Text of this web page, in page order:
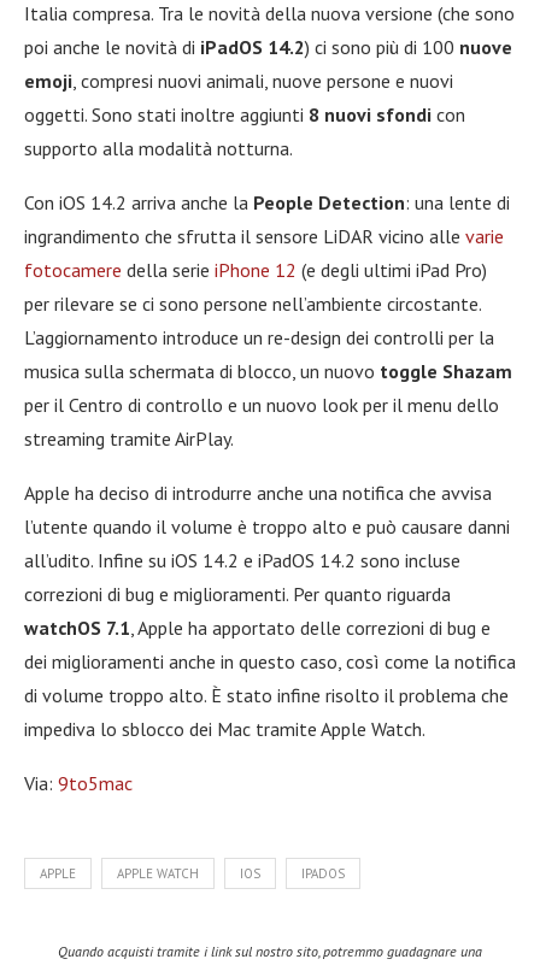
Italia compresa. Tra le novità della nuova versione (che sono
poi anche le novità di iPadOS 14.2) ci sono più di 100 nuove
emoji, compresi nuovi animali, nuove persone e nuovi
oggetti. Sono stati inoltre aggiunti 8 nuovi sfondi con
supporto alla modalità notturna.
Con iOS 14.2 arriva anche la People Detection: una lente di
ingrandimento che sfrutta il sensore LiDAR vicino alle varie
fotocamere della serie iPhone 12 (e degli ultimi iPad Pro)
per rilevare se ci sono persone nell’ambiente circostante.
L’aggiornamento introduce un re-design dei controlli per la
musica sulla schermata di blocco, un nuovo toggle Shazam
per il Centro di controllo e un nuovo look per il menu dello
streaming tramite AirPlay.
Apple ha deciso di introdurre anche una notifica che avvisa
l’utente quando il volume è troppo alto e può causare danni
all’udito. Infine su iOS 14.2 e iPadOS 14.2 sono incluse
correzioni di bug e miglioramenti. Per quanto riguarda
watchOS 7.1, Apple ha apportato delle correzioni di bug e
dei miglioramenti anche in questo caso, così come la notifica
di volume troppo alto. È stato infine risolto il problema che
impediva lo sblocco dei Mac tramite Apple Watch.
Via: 9to5mac
APPLE APPLE WATCH IOS IPADOS
Quando acquisti tramite i link sul nostro sito, potremmo guadagnare una